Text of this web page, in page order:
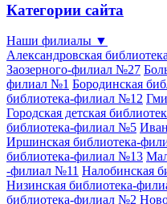
Категории сайта
Наши филиалы ▼
Александровская
Заозерного-филиал №27
филиал №1 Бородинская
библиотека-филиал №12
Городская детская
библиотека-филиал №5
Иршинская библиотека-
библиотека-филиал №13
-филиал №11 Налобинская
Низинская библиотека-
библиотека-филиал №2